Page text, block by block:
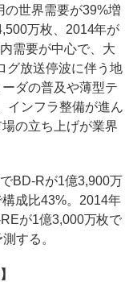
世界需要が39%増
万枚、2014年が
需要が中心で、大
グ放送停波に伴う地
ダの普及や薄型テ
インフラ整備が進ん
の立ち上げが業界
BD-Rが1億3,900万
成比43%。2014年
が1億3,000万枚で
する。